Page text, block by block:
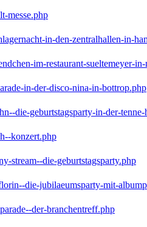
messe.php
in-den-zentralhallen-in-
im-restaurant-sueltemeyer-
in-der-disco-nina-in-bottrop.php
die-geburtstagsparty-in-der-tenne-
konzert.php
stream--die-geburtstagsparty.php
die-jubilaeumsparty-mit-
der-branchentreff.php